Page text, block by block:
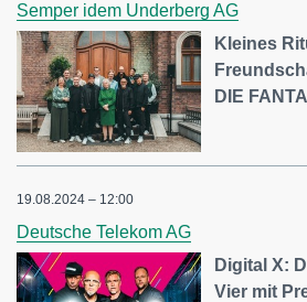
Semper idem Underberg AG
Kleines
DIE
19.08.2024 – 12:00
Deutsche Telekom AG
Digital X:
Vier mit